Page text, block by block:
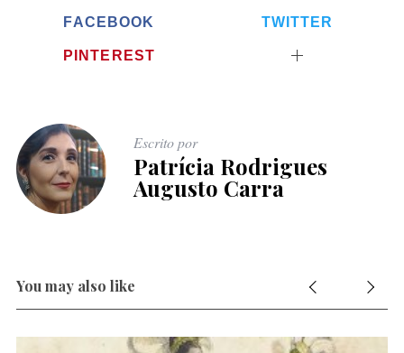
FACEBOOK TWITTER
PINTEREST
Escrito por
Patrícia Rodrigues
Augusto Carra
You may also like